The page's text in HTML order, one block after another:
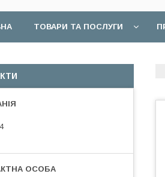
ТОВАРИ ТА ПОСЛУГИ